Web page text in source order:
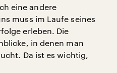
eine andere
muss im Laufe seines
erleben. Die
in denen man
Da ist es wichtig,